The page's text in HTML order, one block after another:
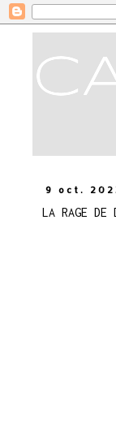
9 oct.
LA RAGE DE